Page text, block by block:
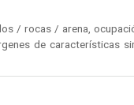
/ rocas / arena,
de características